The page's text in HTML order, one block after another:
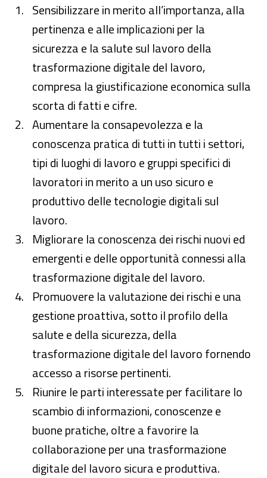
Sensibilizzare in merito all’importanza, alla
pertinenza e alle implicazioni per la
sicurezza e la salute sul lavoro della
trasformazione digitale del lavoro,
compresa la giustificazione economica sulla
scorta di fatti e cifre.
Aumentare la consapevolezza e la
conoscenza pratica di tutti in tutti i settori,
tipi di luoghi di lavoro e gruppi specifici di
lavoratori in merito a un uso sicuro e
produttivo delle tecnologie digitali sul
lavoro.
Migliorare la conoscenza dei rischi nuovi ed
emergenti e delle opportunità connessi alla
trasformazione digitale del lavoro.
Promuovere la valutazione dei rischi e una
gestione proattiva, sotto il profilo della
salute e della sicurezza, della
trasformazione digitale del lavoro fornendo
accesso a risorse pertinenti.
Riunire le parti interessate per facilitare lo
scambio di informazioni, conoscenze e
buone pratiche, oltre a favorire la
collaborazione per una trasformazione
digitale del lavoro sicura e produttiva.